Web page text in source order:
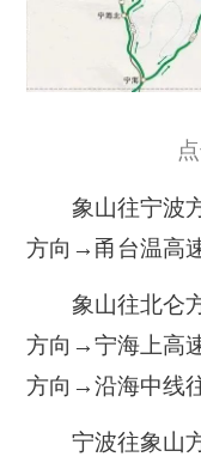
象山往宁波方
方向→甬台温高
象山往北仑方
方向→宁海上高
方向→沿海中线
宁波往象山方